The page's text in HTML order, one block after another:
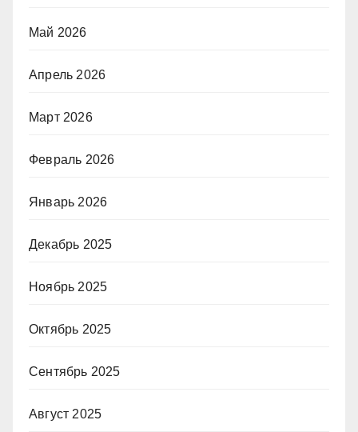
Май 2026
Апрель 2026
Март 2026
Февраль 2026
Январь 2026
Декабрь 2025
Ноябрь 2025
Октябрь 2025
Сентябрь 2025
Август 2025